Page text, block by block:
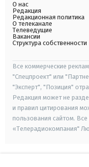
О нас
Редакция
Редакционная политика
О телеканале
Телеведущие
Вакансии
Структура собственности
Все коммерческие
"Спецпроект" или
"Эксперт", "Позиция"
Редакция может не
и правил цитирования
пользования сайтом.
«Телерадиокомпания"